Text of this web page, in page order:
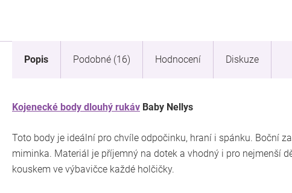
Popis Podobné (16) Hodnocení Diskuze
Kojenecké body dlouhý rukáv Baby Nellys
Toto body je ideální pro chvíle odpočinku, hraní i spánku. Boční
miminka. Materiál je příjemný na dotek a vhodný i pro nejmenší
kouskem ve výbavičce každé holčičky.